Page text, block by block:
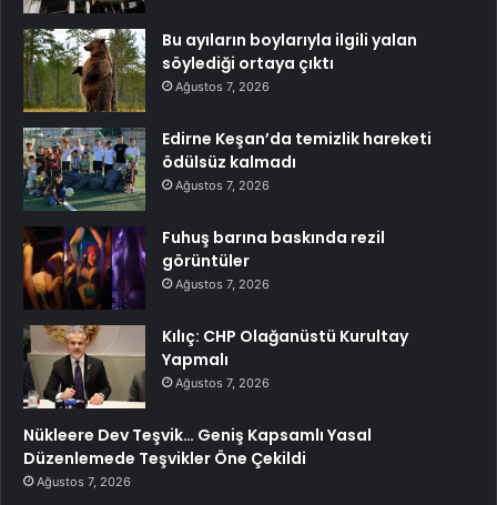
Bu ayıların boylarıyla ilgili yalan
söylediği ortaya çıktı
Ağustos 7, 2026
Edirne Keşan’da temizlik hareketi
ödülsüz kalmadı
Ağustos 7, 2026
Fuhuş barına baskında rezil
görüntüler
Ağustos 7, 2026
Kılıç: CHP Olağanüstü Kurultay
Yapmalı
Ağustos 7, 2026
Nükleere Dev Teşvik… Geniş Kapsamlı Yasal
Düzenlemede Teşvikler Öne Çekildi
Ağustos 7, 2026